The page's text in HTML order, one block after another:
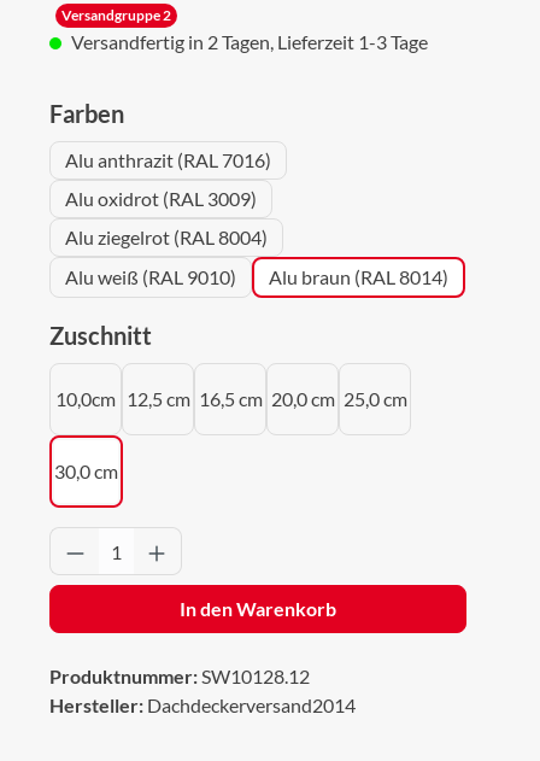
Versandgruppe 2
Versandfertig in 2 Tagen, Lieferzeit 1-3 Tage
Farbenauswählen
Alu anthrazit (RAL 7016)
Alu oxidrot (RAL 3009)
Alu ziegelrot (RAL 8004)
Alu weiß (RAL 9010)
Alu braun (RAL 8014)
Zuschnitt
10,0cm 12,5 cm 16,5 cm 20,0 cm 25,0 cm
30,0 cm
Produkt Anzahl: Gib den gewünschten
In den Warenkorb
Produktnummer:SW10128.12
Hersteller: Dachdeckerversand2014